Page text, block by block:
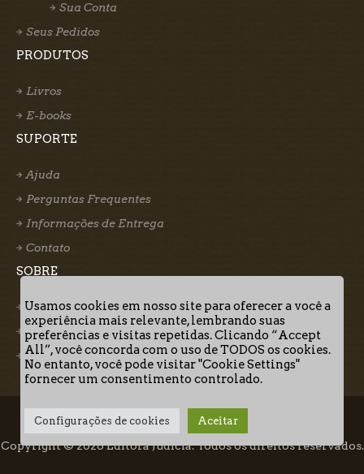
Sua Conta
Seus Pedidos
PRODUTOS
Livros
E-books
SUPORTE
Ajuda
Perguntas Frequentes
Informações de Entrega
Contato
SOBRE
Quem somos
Nosso Autor
Termos de Uso
Quem Somos Informações de Entrega
Copyright © 2026 Editora Judicia. Todos os direitos reservados.
Usamos cookies em nosso site para oferecer a você a
experiência mais relevante, lembrando suas
preferências e visitas repetidas. Clicando “Accept
All”, você concorda com o uso de TODOS os cookies.
No entanto, você pode visitar "Cookie Settings"
fornecer um consentimento controlado.
Configurações de cookies Aceitar